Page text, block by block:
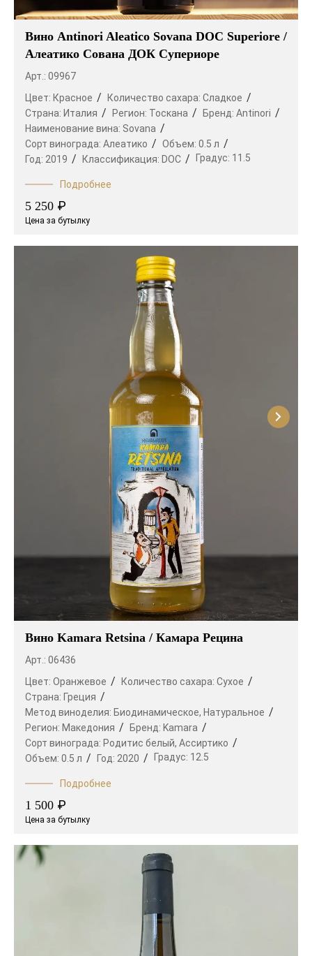
Вино Antinori Aleatico Sovana DOC Superiore /
Алеатико Сована ДОК Супериоре
Арт.: 09967
Цвет: Красное Количество сахара: Сладкое
Страна: Италия Регион: Тоскана Бренд: Antinori
Наименование вина: Sovana
Сорт винограда: Алеатико Объем: 0.5 л
Год: 2019 Классификация: DOC Градус: 11.5
Подробнее
5 250 ₽
Цена за бутылку
Вино Kamara Retsina / Камара Рецина
Арт.: 06436
Цвет: Оранжевое Количество сахара: Сухое
Страна: Греция
Метод виноделия: Биодинамическое, Натуральное
Регион: Македония Бренд: Kamara
Сорт винограда: Родитис белый, Ассиртико
Объем: 0.5 л Год: 2020 Градус: 12.5
Подробнее
1 500 ₽
Цена за бутылку